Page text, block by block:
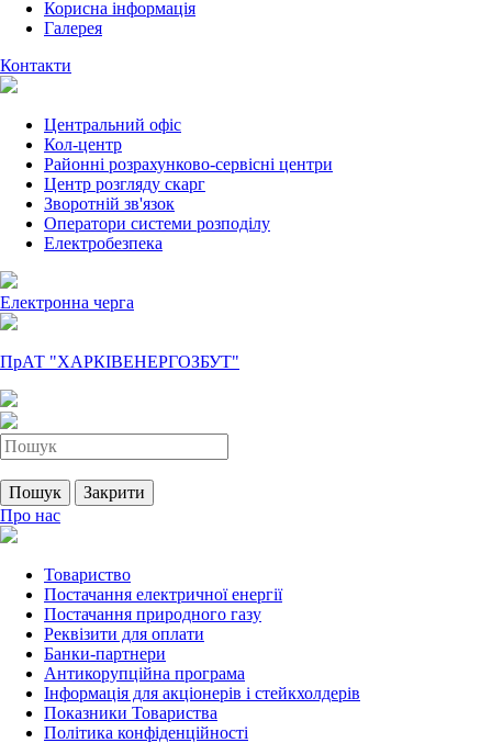
Корисна інформація
Галерея
Контакти
Центральний офіс
Кол-центр
Районні розрахунково-сервісні центри
Центр розгляду скарг
Зворотній зв'язок
Оператори системи розподілу
Електробезпека
Електронна черга
ПрАТ "ХАРКІВЕНЕРГОЗБУТ"
Пошук
Закрити
Про нас
Товариство
Постачання електричної енергії
Постачання природного газу
Реквізити для оплати
Банки-партнери
Антикорупційна програма
Інформація для акціонерів і стейкхолдерів
Показники Товариства
Політика конфіденційності